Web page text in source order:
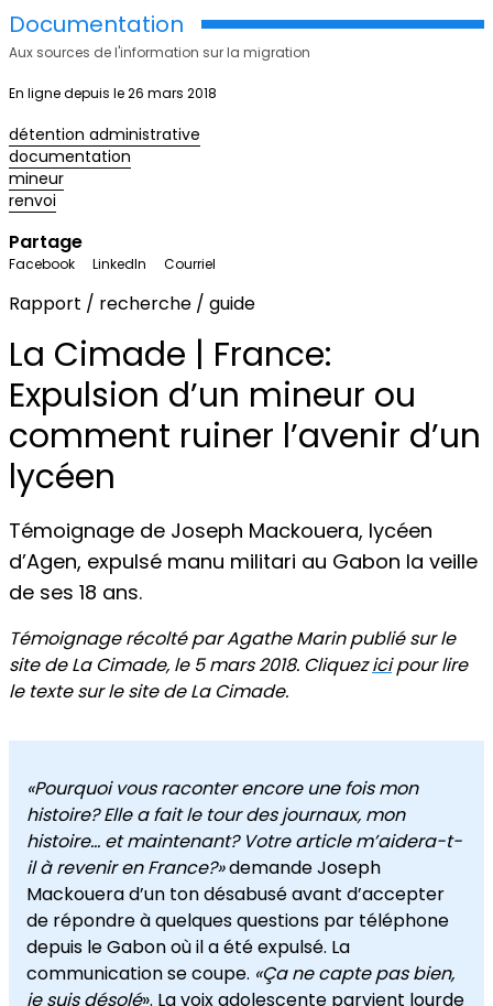
Documentation
Aux sources de l'information sur la migration
En ligne depuis le 26 mars 2018
détention administrative
documentation
mineur
renvoi
Partage
Facebook LinkedIn Courriel
Rapport / recherche / guide
La Cimade | France:
Expulsion d’un mineur ou
comment ruiner l’avenir d’un
lycéen
Témoignage de Joseph Mackouera, lycéen
d’Agen, expulsé manu militari au Gabon la veille
de ses 18 ans.
Témoignage récolté par Agathe Marin publié sur le
site de La Cimade, le 5 mars 2018. Cliquezicipour lire
le texte sur le site de La Cimade.
«Pourquoi vous raconter encore une fois mon
histoire? Elle a fait le tour des journaux, mon
histoire… et maintenant? Votre article m’aidera-t-
il à revenir en France?»demande Joseph
Mackouera d’un ton désabusé avant d’accepter
de répondre à quelques questions par téléphone
depuis le Gabon où il a été expulsé. La
communication se coupe. «Ça ne capte pas bien,
je suis désolé». La voix adolescente parvient lourde